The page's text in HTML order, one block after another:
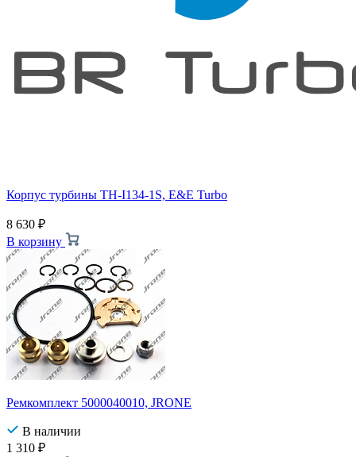
Корпус турбины TH-I134-1S, E&E Turbo
8 630 ₽
В корзину
Ремкомплект 5000040010, JRONE
В наличии
1 310 ₽